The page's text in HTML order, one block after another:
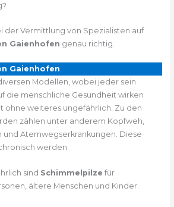
der Vermittlung von Spezialisten auf
Gaienhofen genau richtig.
Gaienhofen
Modellen, wobei jeder sein
die menschliche Gesundheit wirken
ohne weiteres ungefährlich. Zu den
zählen unter anderem Kopfweh,
und Atemwegserkrankungen. Diese
werden.
sind Schimmelpilze für
ältere Menschen und Kinder.